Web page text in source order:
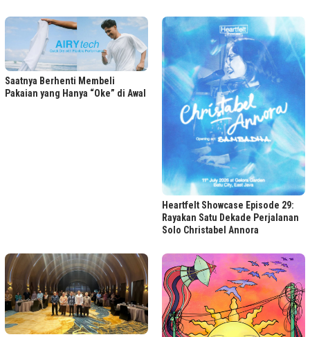
Saatnya Berhenti Membeli
Pakaian yang Hanya “Oke” di Awal
Heartfelt Showcase Episode 29:
Rayakan Satu Dekade Perjalanan
Solo Christabel Annora